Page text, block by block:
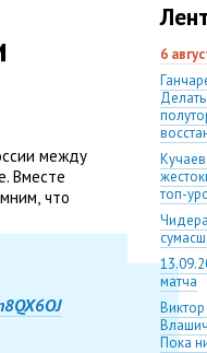
между
Вместе
, что
6
топ-
матча
Пока